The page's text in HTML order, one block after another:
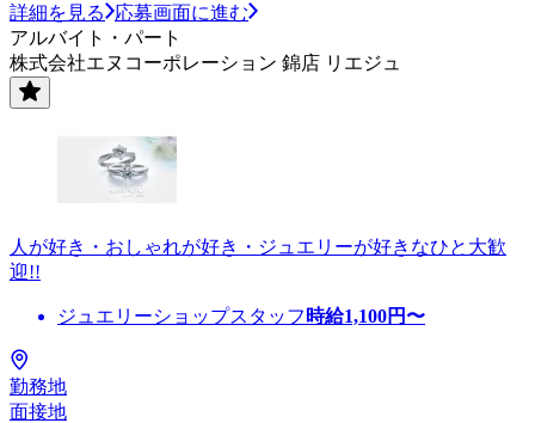
詳細を見る
応募画面に進む
アルバイト・パート
株式会社エヌコーポレーション 錦店 リエジュ
人が好き・おしゃれが好き・ジュエリーが好きなひと大歓
迎!!
ジュエリーショップスタッフ 時給1,100円〜
勤務地
面接地